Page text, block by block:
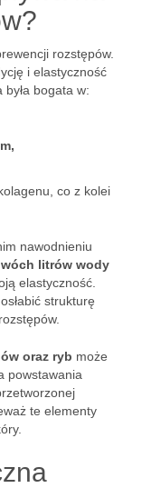
rozstępów.
i elastyczność
bogata w:
co z kolei
nawodnieniu
litrów wody
elastyczność.
strukturę
oraz ryb może
powstawania
te elementy